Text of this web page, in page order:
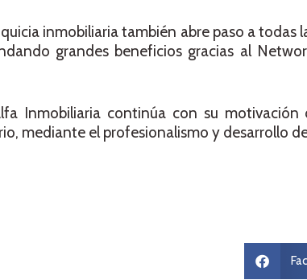
inmobiliaria también abre paso a todas
grandes beneficios gracias al
Inmobiliaria continúa con su motivación
mediante el profesionalismo y desarrollo